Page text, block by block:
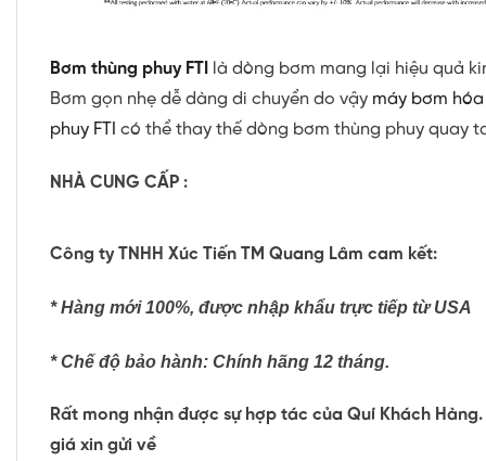
Bơm thùng phuy FTI là dòng bơm mang lại hiệu quả
Bơm gọn nhẹ dễ dàng di chuyển do vậy máy bơm
phuy FTI có thể thay thế dòng bơm thùng phuy quay
NHÀ CUNG CẤP :
Công ty TNHH Xúc Tiến TM Quang Lâm cam kết:
* Hàng mới 100%, được nhập khẩu trực tiếp từ USA
* Chế độ bảo hành: Chính hãng 12 tháng.
Rất mong nhận được sự hợp tác của Quí Khách
giá xin gửi về